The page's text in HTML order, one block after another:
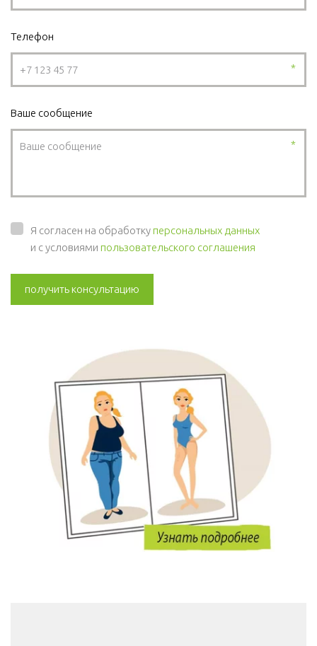
Телефон
*
Ваше сообщение
*
Я согласен на обработкуперсональных данных
и с условиями пользовательского соглашения
получить консультацию